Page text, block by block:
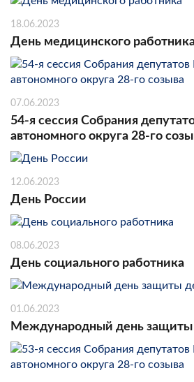
18.06.2023
День медицинского
07.06.2023
54-я сессия Собрания
автономного округа 28-го
12.06.2023
День России
08.06.2023
День социального работника
01.06.2023
Международный день защиты